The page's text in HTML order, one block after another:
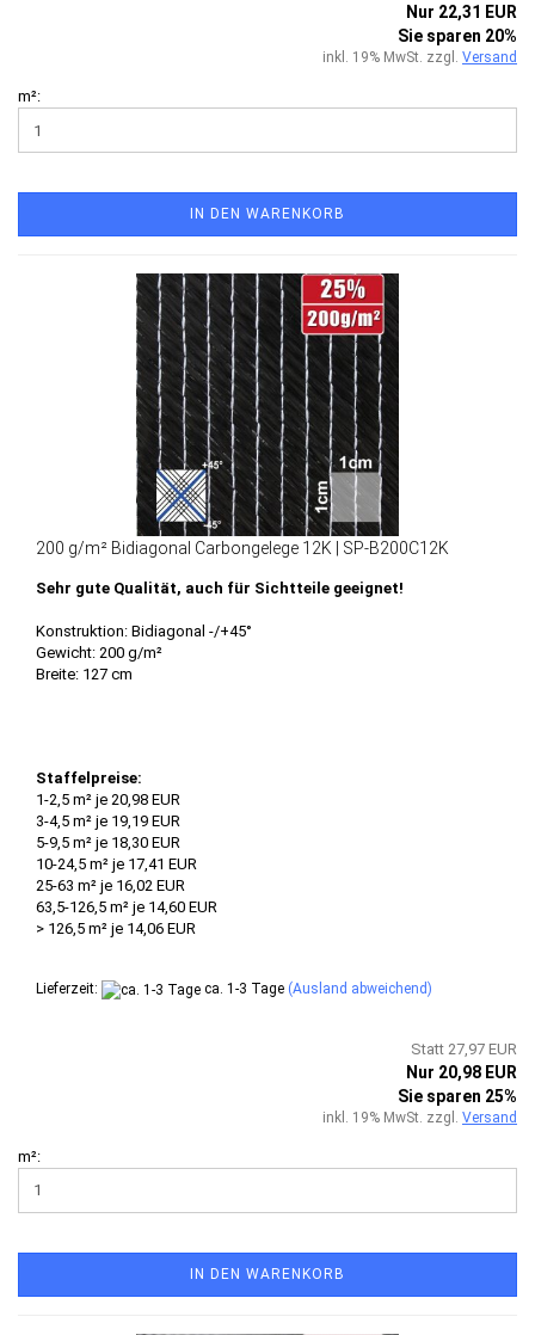
Nur 22,31 EUR
Sie sparen 20%
inkl. 19% MwSt. zzgl. Versand
m²:
IN DEN WARENKORB
200 g/m² Bidiagonal Carbongelege 12K | SP-B200C12K
Sehr gute Qualität, auch für Sichtteile geeignet!
Konstruktion: Bidiagonal -/+45°
Gewicht: 200 g/m²
Breite: 127 cm
Staffelpreise:
1-2,5 m² je 20,98 EUR
3-4,5 m² je 19,19 EUR
5-9,5 m² je 18,30 EUR
10-24,5 m² je 17,41 EUR
25-63 m² je 16,02 EUR
63,5-126,5 m² je 14,60 EUR
> 126,5 m² je 14,06 EUR
Lieferzeit: ca. 1-3 Tage (Ausland abweichend)
Statt 27,97 EUR
Nur 20,98 EUR
Sie sparen 25%
inkl. 19% MwSt. zzgl. Versand
m²:
IN DEN WARENKORB